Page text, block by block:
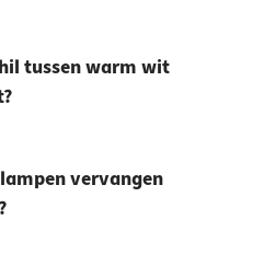
tussen warm wit
vervangen